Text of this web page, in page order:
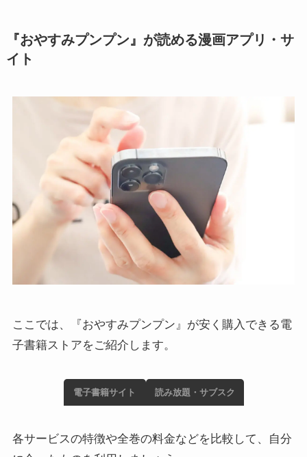
『おやすみプンプン』が読める漫画アプリ・サ
イト
ここでは、『おやすみプンプン』が安く購入できる電
子書籍ストアをご紹介します。
電子書籍サイト 読み放題・サブスク
各サービスの特徴や全巻の料金などを比較して、自分